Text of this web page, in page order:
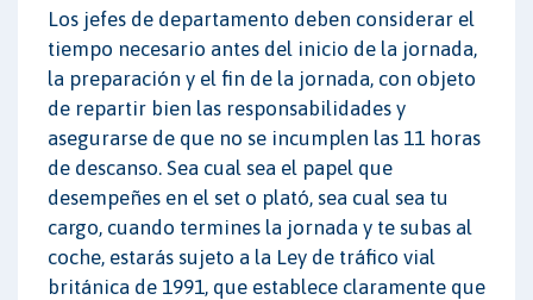
Los jefes de departamento deben considerar el
tiempo necesario antes del inicio de la jornada,
la preparación y el fin de la jornada, con objeto
de repartir bien las responsabilidades y
asegurarse de que no se incumplen las 11 horas
de descanso. Sea cual sea el papel que
desempeñes en el set o plató, sea cual sea tu
cargo, cuando termines la jornada y te subas al
coche, estarás sujeto a la Ley de tráfico vial
británica de 1991, que establece claramente que